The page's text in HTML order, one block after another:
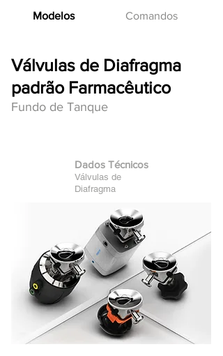
Modelos Comandos
Válvulas de Diafragma
padrão Farmacêutico
Fundo de Tanque
Dados Técnicos
Válvulas de
Diafragma